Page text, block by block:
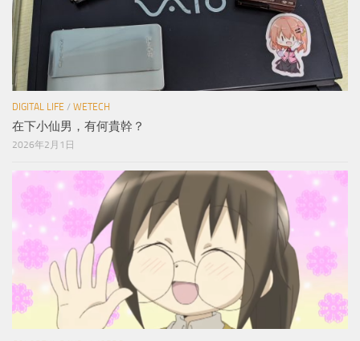
DIGITAL LIFE / WETECH
在下小仙男，有何貴幹？
2026年2月1日